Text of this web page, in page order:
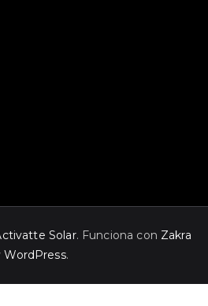
Solar. Funciona con Zakra
WordPress.